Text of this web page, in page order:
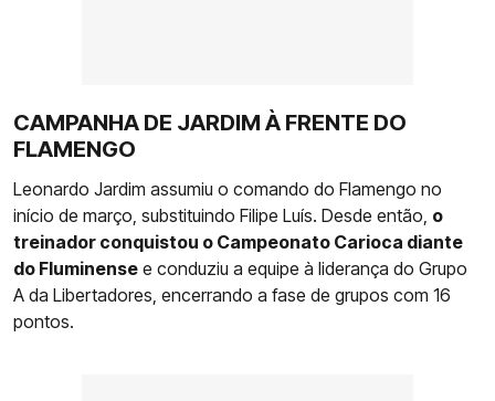
CAMPANHA DE JARDIM À FRENTE DO
FLAMENGO
Leonardo Jardim assumiu o comando do Flamengo no
início de março, substituindo Filipe Luís. Desde então, o
treinador conquistou o Campeonato Carioca diante
do Fluminense e conduziu a equipe à liderança do Grupo
A da Libertadores, encerrando a fase de grupos com 16
pontos.